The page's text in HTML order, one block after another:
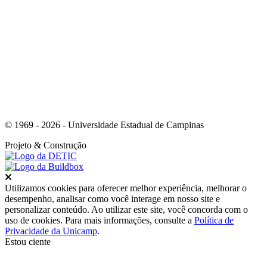
© 1969 - 2026 - Universidade Estadual de Campinas
Projeto & Construção
Utilizamos cookies para oferecer melhor experiência, melhorar o
desempenho, analisar como você interage em nosso site e
personalizar conteúdo. Ao utilizar este site, você concorda com o
uso de cookies. Para mais informações, consulte a Política de
Privacidade da Unicamp.
Estou ciente